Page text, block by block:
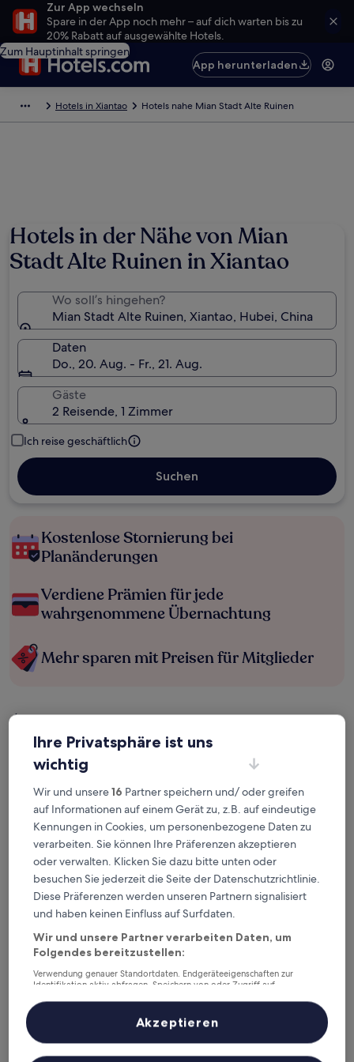
Zur App wechseln
Spare in der App noch mehr – auf dich warten bis zu
20% Rabatt auf ausgewählte Hotels.
Zum Hauptinhalt springen
App herunterladen
Hotels in Xiantao Hotels nahe Mian Stadt Alte Ruinen
Hotels in der Nähe von Mian
Stadt Alte Ruinen in Xiantao
Wo soll’s hingehen?
Mian Stadt Alte Ruinen, Xiantao, Hubei, China
Daten
Do., 20. Aug. - Fr., 21. Aug.
Gäste
2 Reisende, 1 Zimmer
Ich reise geschäftlich
Suchen
Kostenlose Stornierung bei
Planänderungen
Verdiene Prämien für jede
wahrgenommene Übernachtung
Mehr sparen mit Preisen für Mitglieder
Überprüfe die Preise für diese Daten
Heute
6. Aug. - 7. Aug.
7. Aug. - 8. Aug.
Dieses Wochenende
7. Aug. - 9. Aug.
Nächstes Wochenende
14. Aug. - 16. Aug.
Empfohlene Unterkünfte Preis (aufsteigend)
Deine Ausgangsbasis nahe Mian
Stadt Alte Ruinen
Tiancheng International Hotel (Xiantao Mian Street
Ihre Privatsphäre ist uns
wichtig
Wir und unsere16 Partner speichern und/ oder greifen
auf Informationen auf einem Gerät zu, z.B. auf eindeutige
Kennungen in Cookies, um personenbezogene Daten zu
verarbeiten. Sie können Ihre Präferenzen akzeptieren
oder verwalten. Klicken Sie dazu bitte unten oder
besuchen Sie jederzeit die Seite der Datenschutzrichtlinie.
Diese Präferenzen werden unseren Partnern signalisiert
und haben keinen Einfluss auf Surfdaten.
Wir und unsere Partner verarbeiten Daten, um
Folgendes bereitzustellen:
Verwendung genauer Standortdaten. Endgeräteeigenschaften zur
Identifikation aktiv abfragen. Speichern von oder Zugriff auf
Inhalte, Messung von Werbeleistung und der Performance von Inhalten,
Zielgruppenforschung sowie Entwicklung und Verbesserung von
Liste der Partner (Lieferanten)
Akzeptieren